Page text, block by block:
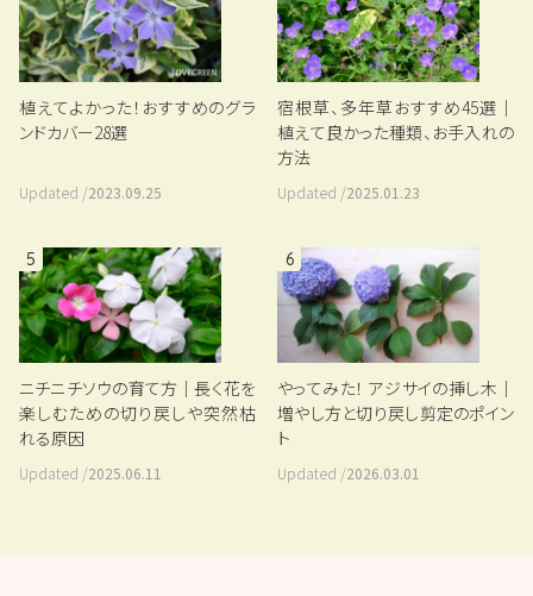
植えてよかった！おすすめのグラ
ンドカバー28選
Updated /2023.09.25
宿根草、多年草おすすめ45選｜
植えて良かった種類、お手入れの
方法
Updated /2025.01.23
5
ニチニチソウの育て方｜長く花を
楽しむための切り戻しや突然枯
れる原因
Updated /2025.06.11
6
やってみた！ アジサイの挿し木｜
増やし方と切り戻し剪定のポイン
ト
Updated /2026.03.01